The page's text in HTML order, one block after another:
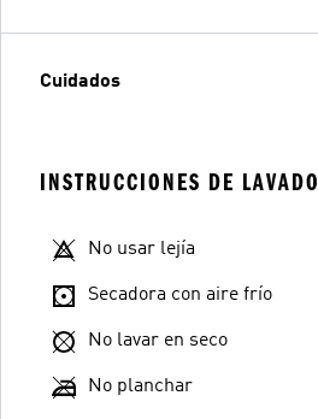
Cuidados
INSTRUCCIONES DE LAVADO
No usar lejía
Secadora con aire frío
No lavar en seco
No planchar